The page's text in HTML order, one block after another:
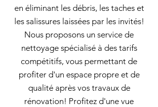
en éliminant les débris, les taches et
les salissures laissées par les invités!
Nous proposons un service de
nettoyage spécialisé à des tarifs
compétitifs, vous permettant de
profiter d'un espace propre et de
qualité après vos travaux de
rénovation! Profitez d'une vue